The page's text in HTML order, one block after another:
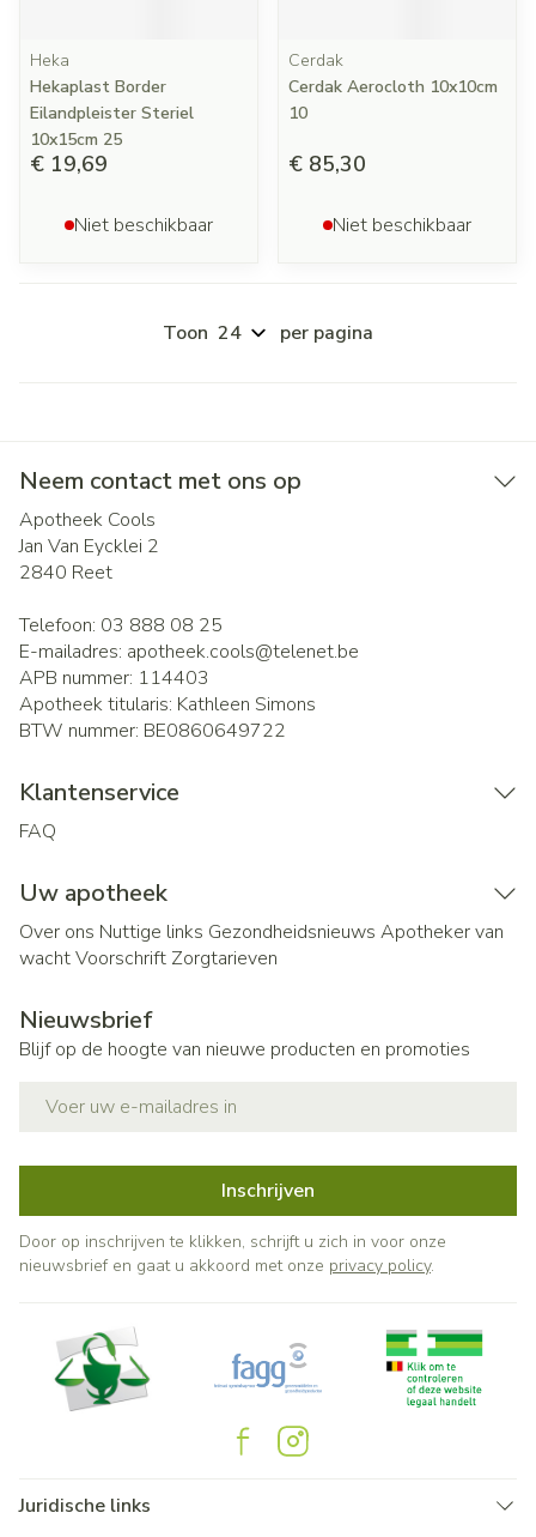
Heka
Hekaplast Border
Eilandpleister Steriel
10x15cm 25
€ 19,69
Niet beschikbaar
Cerdak
Cerdak Aerocloth 10x10cm
10
€ 85,30
Niet beschikbaar
Toon per pagina
Neem contact met ons op
Apotheek Cools
Jan Van Eycklei 2
2840 Reet
Telefoon: 03 888 08 25
E-mailadres: apotheek.cools@telenet.be
APB nummer: 114403
Apotheek titularis: Kathleen Simons
BTW nummer: BE0860649722
Klantenservice
FAQ
Uw apotheek
Over ons Nuttige links Gezondheidsnieuws Apotheker van
wachtVoorschrift Zorgtarieven
Nieuwsbrief
Blijf op de hoogte van nieuwe producten en promoties
Inschrijven
Door op inschrijven te klikken, schrijft u zich in voor onze
nieuwsbrief en gaat u akkoord met onze privacy policy.
Juridische links